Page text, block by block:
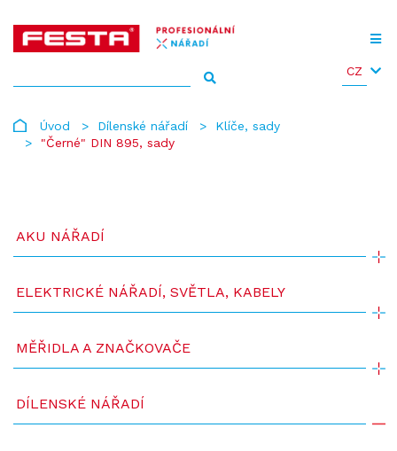
CZ
Úvod Dílenské nářadí
Klíče, sady
"Černé" DIN 895, sady
AKU NÁŘADÍ
ELEKTRICKÉ NÁŘADÍ, SVĚTLA, KABELY
MĚŘIDLA A ZNAČKOVAČE
DÍLENSKÉ NÁŘADÍ